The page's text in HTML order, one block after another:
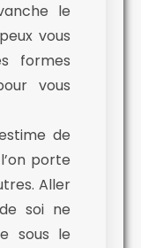
le
vous
formes
vous
de
porte
Aller
soi ne
sous le